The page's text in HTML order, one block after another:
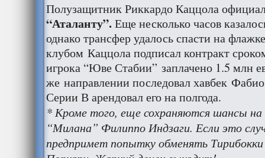
Полузащитник Риккардо Каццола
“Аталанту”.Еще несколько часов
однако трансфер удалось спасти на
клубом Каццола подписал контракт
игрока “Юве Стабии” заплачено 1.5 млн
же направлении последовал хавбек
Серии В арендовал его на полгода.
* Кроме того, еще сохраняются шансы на
“Милана” Филиппо Индзаги. Если это
предпримет попытку обменять